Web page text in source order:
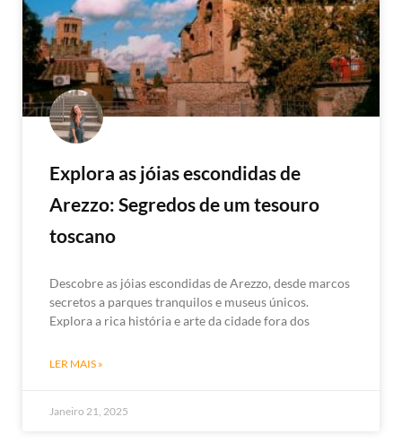
Explora as jóias escondidas de
Arezzo: Segredos de um tesouro
toscano
Descobre as jóias escondidas de Arezzo, desde marcos
secretos a parques tranquilos e museus únicos.
Explora a rica história e arte da cidade fora dos
LER MAIS »
Janeiro 21, 2025